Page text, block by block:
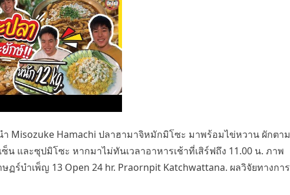
ำ Misozuke Hamachi ปลาฮามาจิหมักมิโซะ มาพร้อมไข่หวาน ผักตาม
และซุปมิโซะ หากมาไม่ทันเวลาอาหารเช้าที่เสิร์ฟถึง 11.00 น. ภาพ
ร์บำเพ็ญ 13 Open 24 hr. Praornpit Katchwattana. ผลวิจัยทางการ